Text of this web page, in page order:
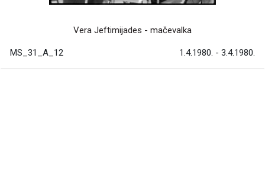
Vera Jeftimijades - mačevalka
MS_31_A_12 1.4.1980. - 3.4.1980.